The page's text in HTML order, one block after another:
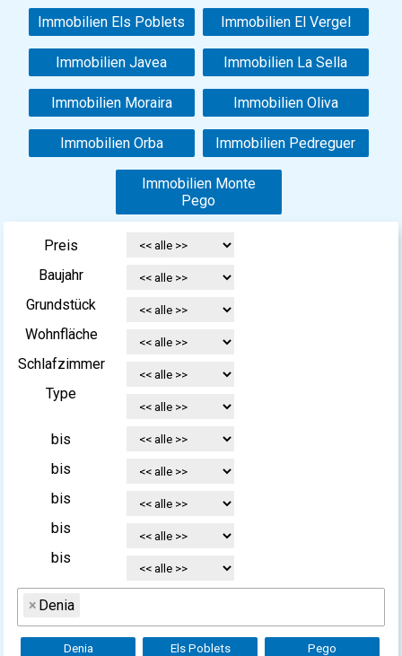
Immobilien Els Poblets Immobilien El Vergel
Immobilien Javea Immobilien La Sella
Immobilien Moraira Immobilien Oliva
Immobilien Orba Immobilien Pedreguer
Immobilien Monte
Pego
Preis
Baujahr
Grundstück
Wohnfläche
Schlafzimmer
Type
bis
bis
bis
bis
bis
× Denia
Denia Els Poblets Pego